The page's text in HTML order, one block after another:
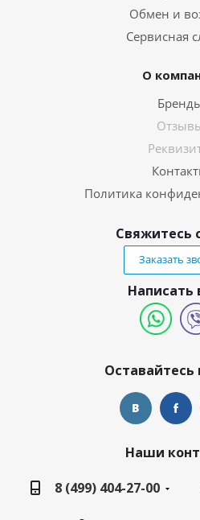
Обмен и
Сервисная
О
Политика
Свяжитесь
Заказать
Написать
Оставайтесь
Наши
8 (499) 404-27-00